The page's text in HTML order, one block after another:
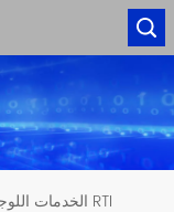
الخدمات اللوجستية العكسية لـ RTI